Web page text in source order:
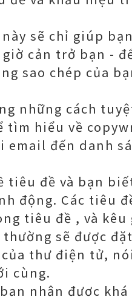
này sẽ chỉ giúp
cản trở bạn -
sao chép của
những cách
tìm hiểu về
email đến danh
tiêu đề và bạn
động. Các tiêu
tiêu đề , và kêu
thường sẽ được
thư điện tử,
cùng.
nhận được khá